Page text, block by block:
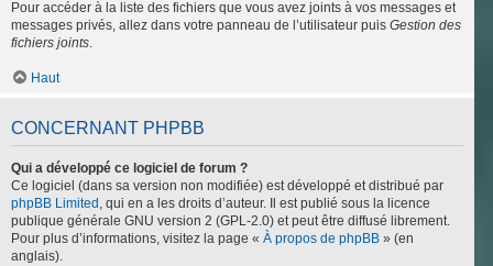
Pour accéder à la liste des fichiers que vous avez joints à vos messages et
messages privés, allez dans votre panneau de l’utilisateur puis Gestion des
fichiers joints.
Haut
CONCERNANT PHPBB
Qui a développé ce logiciel de forum ?
Ce logiciel (dans sa version non modifiée) est développé et distribué par
phpBB Limited , qui en a les droits d’auteur. Il est publié sous la licence
publique générale GNU version 2 (GPL-2.0) et peut être diffusé librement.
Pour plus d’informations, visitez la page « À propos de phpBB » (en
anglais).